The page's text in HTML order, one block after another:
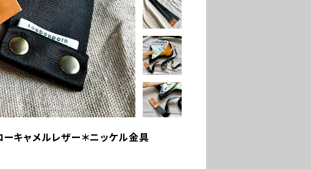
ーキャメルレザー＊ニッケル金具